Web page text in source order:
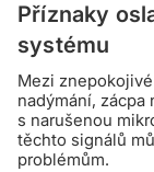
Příznaky
systému
Mezi
nadýmání,
s narušenou
těchto signálů
problémům.